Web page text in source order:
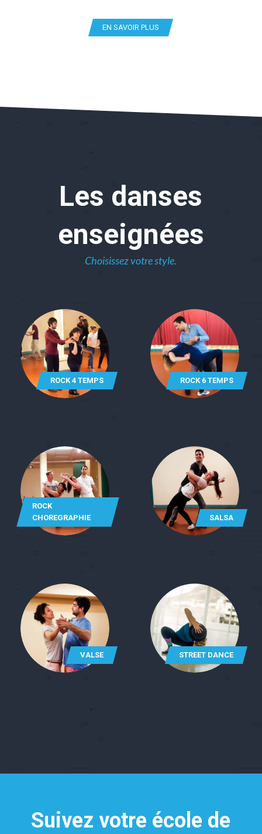
EN SAVOIR PLUS
Les danses
enseignées
Choisissez votre style.
ROCK 4 TEMPS ROCK 6 TEMPS
ROCK
CHOREGRAPHIE
SALSA
VALSE STREET DANCE
Suivez votre école de